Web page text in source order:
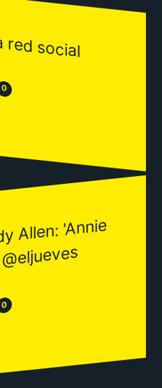
social
0 😂
de
'Annie
//
0 😂